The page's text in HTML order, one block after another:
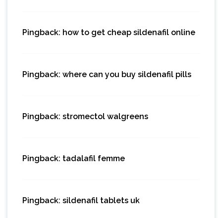
Pingback: how to get cheap sildenafil online
Pingback: where can you buy sildenafil pills
Pingback: stromectol walgreens
Pingback: tadalafil femme
Pingback: sildenafil tablets uk